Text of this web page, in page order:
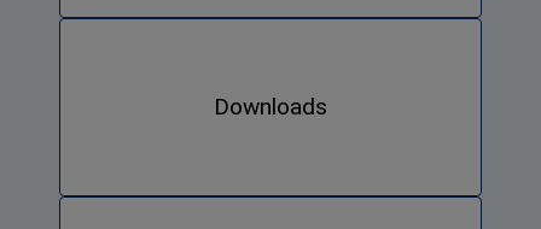
Downloads